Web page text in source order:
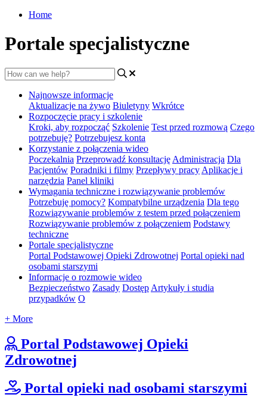
Home
Portale specjalistyczne
Najnowsze informacje
Aktualizacje na żywo Biuletyny Wkrótce
Rozpoczęcie pracy i szkolenie
Kroki, aby rozpocząć Szkolenie Test przed rozmową Czego
potrzebuję? Potrzebujesz konta
Korzystanie z połączenia wideo
Poczekalnia Przeprowadź konsultację Administracja Dla
Pacjentów Poradniki i filmy Przepływy pracy Aplikacje i
narzędzia Panel kliniki
Wymagania techniczne i rozwiązywanie problemów
Potrzebuję pomocy? Kompatybilne urządzenia Dla tego
Rozwiązywanie problemów z testem przed połączeniem
Rozwiązywanie problemów z połączeniem Podstawy
techniczne
Portale specjalistyczne
Portal Podstawowej Opieki Zdrowotnej Portal opieki nad
osobami starszymi
Informacje o rozmowie wideo
Bezpieczeństwo Zasady Dostęp Artykuły i studia
przypadków O
+ More
Portal Podstawowej Opieki
Zdrowotnej
Portal opieki nad osobami starszymi